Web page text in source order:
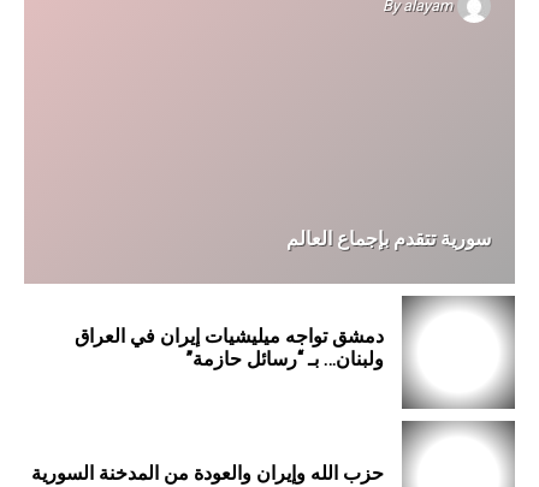
Byalayam
سورية تتقدم بإجماع العالم
دمشق تواجه ميليشيات إيران في العراق
ولبنان… بـ “رسائل حازمة”
حزب الله وإيران والعودة من المدخنة السورية